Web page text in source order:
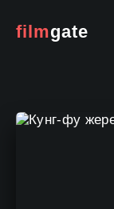
filmgate